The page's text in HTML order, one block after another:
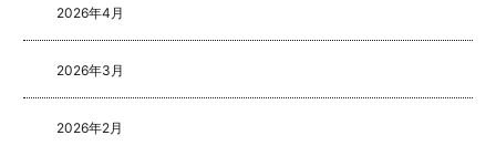
2026年4月
2026年3月
2026年2月